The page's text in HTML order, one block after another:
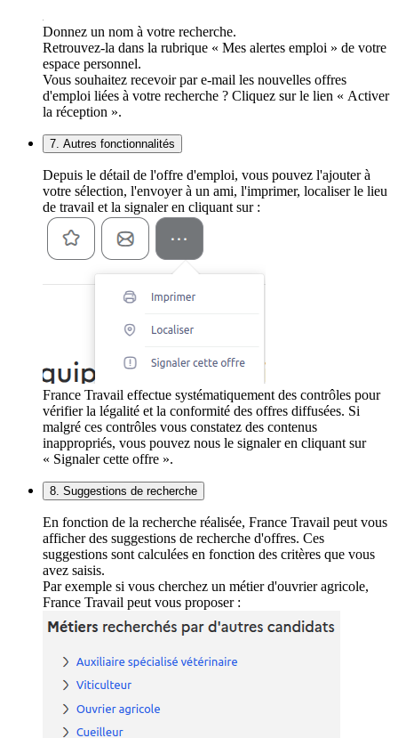
Donnez un nom à votre recherche.
Retrouvez-la dans la rubrique « Mes alertes emploi » de votre
espace personnel.
Vous souhaitez recevoir par e-mail les nouvelles offres
d'emploi liées à votre recherche ? Cliquez sur le lien « Activer
la réception ».
7. Autres fonctionnalités
Depuis le détail de l'offre d'emploi, vous pouvez l'ajouter à
votre sélection, l'envoyer à un ami, l'imprimer, localiser le lieu
de travail et la signaler en cliquant sur :
France Travail effectue systématiquement des contrôles pour
vérifier la légalité et la conformité des offres diffusées. Si
malgré ces contrôles vous constatez des contenus
inappropriés, vous pouvez nous le signaler en cliquant sur
« Signaler cette offre ».
8. Suggestions de recherche
En fonction de la recherche réalisée, France Travail peut vous
afficher des suggestions de recherche d'offres. Ces
suggestions sont calculées en fonction des critères que vous
avez saisis.
Par exemple si vous cherchez un métier d'ouvrier agricole,
France Travail peut vous proposer :